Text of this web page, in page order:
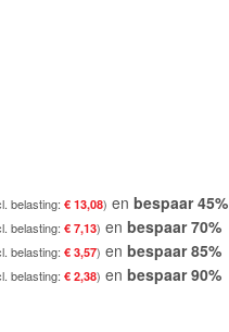
€ 13,08 en bespaar45%
€ 7,13 en bespaar70%
€ 3,57 en bespaar85%
€ 2,38 en bespaar90%